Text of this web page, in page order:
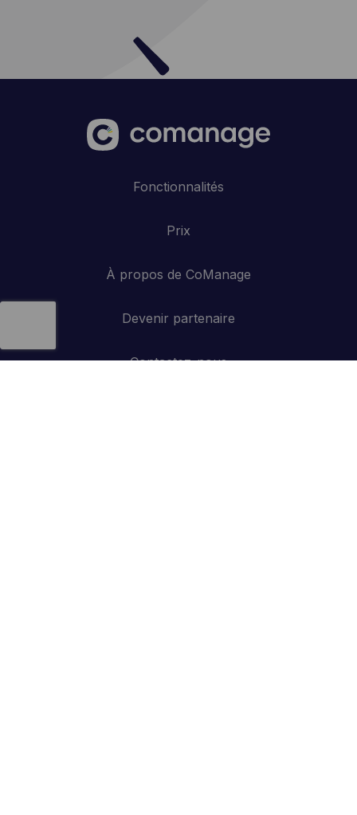
Fonctionnalités
Prix
À propos de CoManage
Devenir partenaire
Contactez-nous